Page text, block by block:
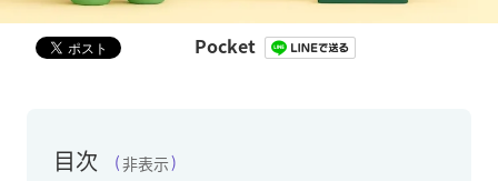
Pocket
目次 非表示